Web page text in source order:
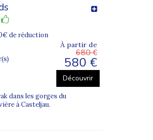
et sportives
grand nombre de partir.
de réduction
À partir de
680 €
580 €
Découvrir
dans les gorges du
à Casteljau.